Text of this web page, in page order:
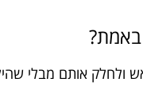
באמת?
אותם מבלי